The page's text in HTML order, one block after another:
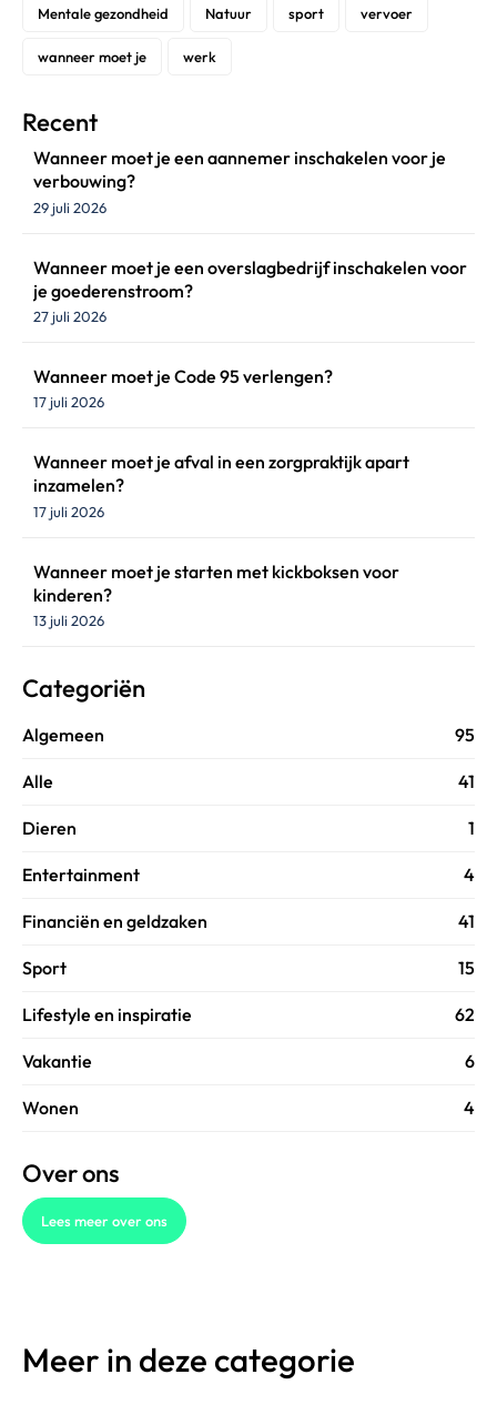
Mentale gezondheid Natuur sport vervoer
wanneer moet je werk
Recent
Wanneer moet je een aannemer inschakelen voor je
verbouwing?
29 juli 2026
Wanneer moet je een overslagbedrijf inschakelen voor
je goederenstroom?
27 juli 2026
Wanneer moet je Code 95 verlengen?
17 juli 2026
Wanneer moet je afval in een zorgpraktijk apart
inzamelen?
17 juli 2026
Wanneer moet je starten met kickboksen voor
kinderen?
13 juli 2026
Categoriën
Algemeen 95
Alle 41
Dieren 1
Entertainment 4
Financiën en geldzaken 41
Sport 15
Lifestyle en inspiratie 62
Vakantie 6
Wonen 4
Over ons
Lees meer over ons
Meer in deze categorie